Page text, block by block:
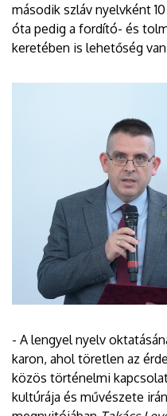
második szláv nyelvként
óta pedig a fordító- és
keretében is lehetőség
- A lengyel nyelv
karon, ahol töretlen az
közös történelmi
kultúrája és művészete